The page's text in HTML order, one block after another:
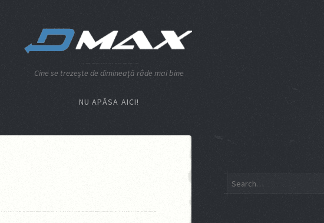
Cine se trezeşte de dimineaţă râde mai bine
NU APĂSA AICI!